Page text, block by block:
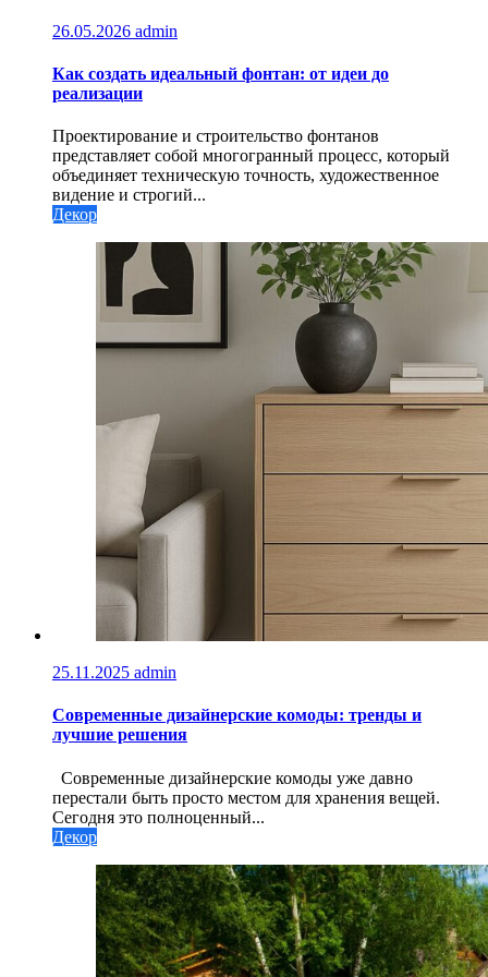
26.05.2026 admin
Как создать идеальный фонтан: от идеи до
реализации
Проектирование и строительство фонтанов
представляет собой многогранный процесс, который
объединяет техническую точность, художественное
видение и строгий...
Декор
25.11.2025 admin
Современные дизайнерские комоды: тренды и
лучшие решения
Современные дизайнерские комоды уже давно
перестали быть просто местом для хранения вещей.
Сегодня это полноценный...
Декор